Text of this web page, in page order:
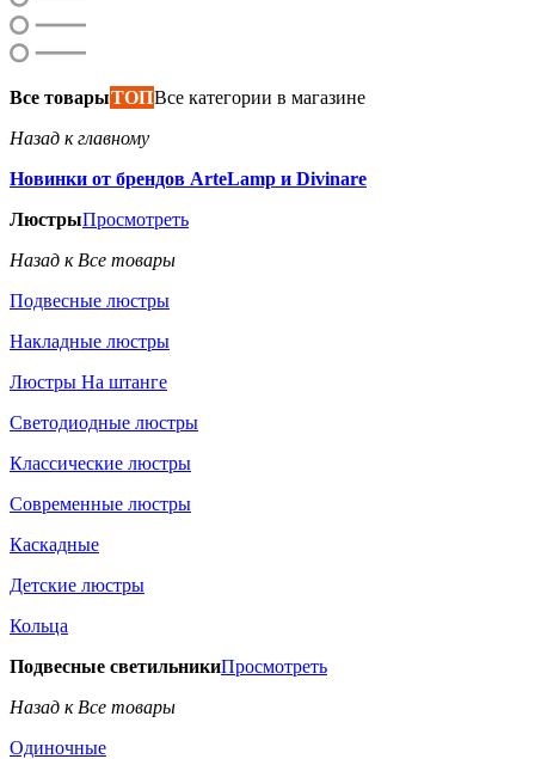
Все товарыТОПВсе категории в магазине
Назад к главному
Новинки от брендов ArteLamp и Divinare
ЛюстрыПросмотреть
Назад к Все товары
Подвесные люстры
Накладные люстры
Люстры На штанге
Светодиодные люстры
Классические люстры
Современные люстры
Каскадные
Детские люстры
Кольца
Подвесные светильникиПросмотреть
Назад к Все товары
Одиночные